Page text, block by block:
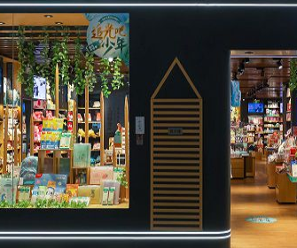
盖1200个城市的二、三级合作伙
来的文创产品的消费需求，让人
“世界级晨光”的远大愿景。